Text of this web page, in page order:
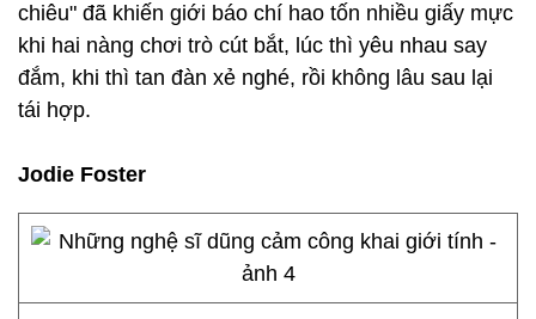
chiêu" đã khiến giới báo chí hao tốn nhiều giấy mực
khi hai nàng chơi trò cút bắt, lúc thì yêu nhau say
đắm, khi thì tan đàn xẻ nghé, rồi không lâu sau lại
tái hợp.
Jodie Foster